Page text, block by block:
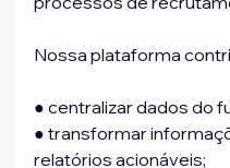
Nossa plataforma
● centralizar dados do
● transformar
relatórios acionáveis;